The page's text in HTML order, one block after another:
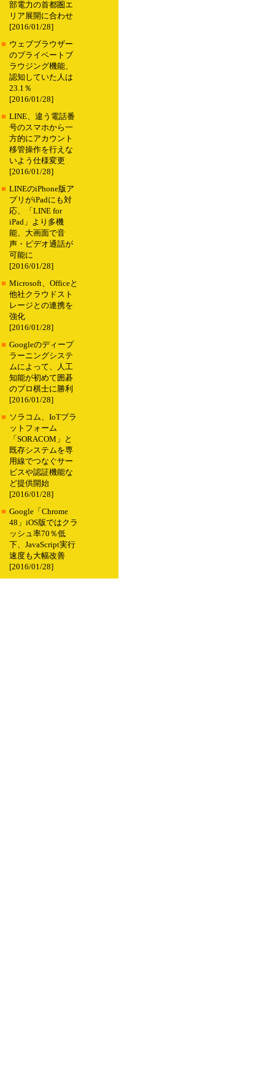
部電力の首都圏エ
リア展開に合わせ
[2016/01/28]
■ ウェブブラウザー
のプライベートブ
ラウジング機能、
認知していた人は
23.1％
[2016/01/28]
■ LINE、違う電話番
号のスマホから一
方的にアカウント
移管操作を行えな
いよう仕様変更
[2016/01/28]
■ LINEのiPhone版ア
プリがiPadにも対
応、「LINE for
iPad」より多機
能、大画面で音
声・ビデオ通話が
可能に
[2016/01/28]
■ Microsoft、Officeと
他社クラウドスト
レージとの連携を
強化
[2016/01/28]
■ Googleのディープ
ラーニングシステ
ムによって、人工
知能が初めて囲碁
のプロ棋士に勝利
[2016/01/28]
■ ソラコム、IoTプラ
ットフォーム
「SORACOM」と
既存システムを専
用線でつなぐサー
ビスや認証機能な
ど提供開始
[2016/01/28]
■ Google「Chrome
48」iOS版ではクラ
ッシュ率70％低
下、JavaScript実行
速度も大幅改善
[2016/01/28]